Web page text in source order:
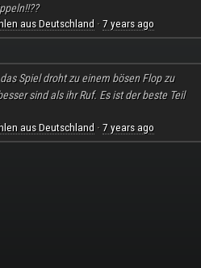
aus Deutschland · 7 years ago
Spiel droht zu einem bösen Flop zu
sind als ihr Ruf. Es ist der beste Teil
aus Deutschland · 7 years ago